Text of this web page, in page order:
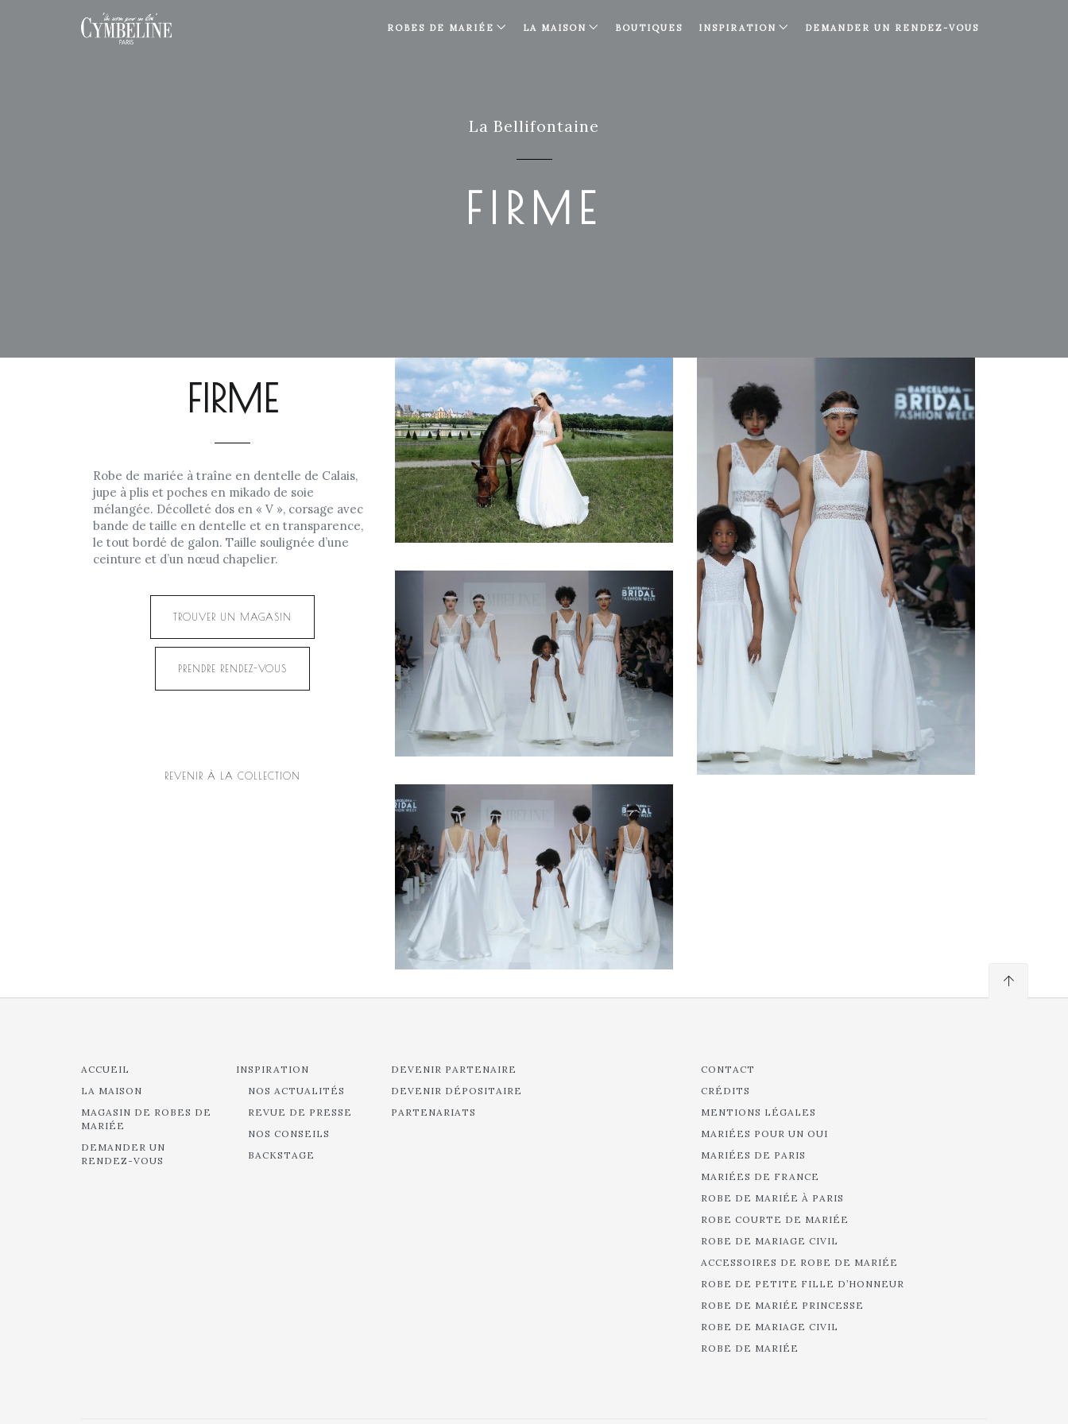
ROBES DE MARIÉE LA MAISON BOUTIQUES INSPIRATION DEMANDER UN RENDEZ-VOUS
La Bellifontaine
FIRME
FIRME
Robe de mariée à traîne en dentelle de Calais,
jupe à plis et poches en mikado de soie
mélangée. Décolleté dos en « V », corsage avec
bande de taille en dentelle et en transparence,
le tout bordé de galon. Taille soulignée d’une
ceinture et d’un nœud chapelier.
TROUVER UN MAGASIN
PRENDRE RENDEZ-VOUS
REVENIR À LA COLLECTION
ACCUEIL
LA MAISON
MAGASIN DE ROBES DE
MARIÉE
DEMANDER UN
RENDEZ-VOUS
INSPIRATION
NOS ACTUALITÉS
REVUE DE PRESSE
NOS CONSEILS
BACKSTAGE
DEVENIR PARTENAIRE
DEVENIR DÉPOSITAIRE
PARTENARIATS
CONTACT
CRÉDITS
MENTIONS LÉGALES
MARIÉES POUR UN OUI
MARIÉES DE PARIS
MARIÉES DE FRANCE
ROBE DE MARIÉE À PARIS
ROBE COURTE DE MARIÉE
ROBE DE MARIAGE CIVIL
ACCESSOIRES DE ROBE DE MARIÉE
ROBE DE PETITE FILLE D’HONNEUR
ROBE DE MARIÉE PRINCESSE
ROBE DE MARIAGE CIVIL
ROBE DE MARIÉE